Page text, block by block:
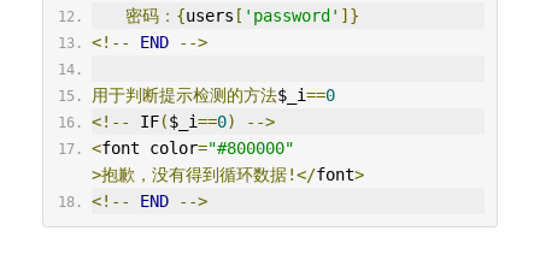
密码：{users [ 'password' ]}
<!--
END -->
用于判断提示检测的方法$_i==0
<!--
IF($_i==0)
-->
<font color="#800000"
>抱歉，没有得到循环数据!</font>
<!--
END -->